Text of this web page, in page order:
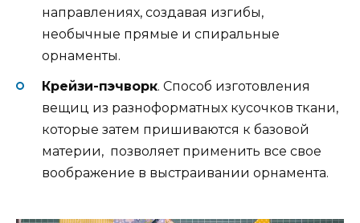
направлениях, создавая изгибы,
необычные прямые и спиральные
орнаменты.
Крейзи-пэчворк. Способ изготовления
вещиц из разноформатных кусочков ткани,
которые затем пришиваются к базовой
материи, позволяет применить все свое
воображение в выстраивании орнамента.